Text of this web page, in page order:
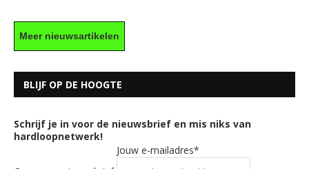
Meer nieuwsartikelen
BLIJF OP DE HOOGTE
Schrijf je in voor de nieuwsbrief en mis niks van
hardloopnetwerk!
Jouw e-mailadres*